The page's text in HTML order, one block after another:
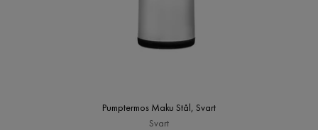
Pumptermos Maku Stål, Svart
Svart